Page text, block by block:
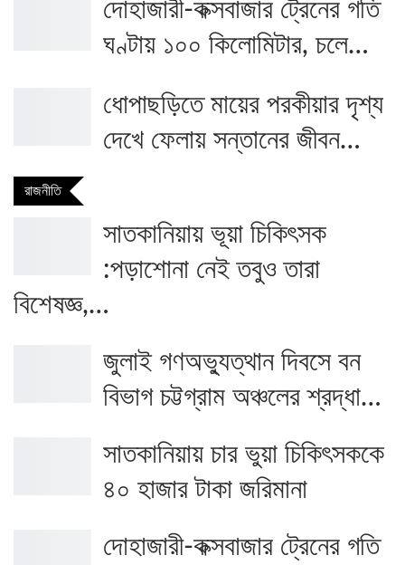
দোহাজারী-কক্সবাজার ট্রেনের গতি
ঘণ্টায় ১০০ কিলোমিটার, চলে…
ধোপাছড়িতে মায়ের পরকীয়ার দৃশ্য
দেখে ফেলায় সন্তানের জীবন…
রাজনীতি
সাতকানিয়ায় ভূয়া চিকিৎসক
:পড়াশোনা নেই তবুও তারা
বিশেষজ্ঞ,…
জুলাই গণঅভ্যুত্থান দিবসে বন
বিভাগ চট্টগ্রাম অঞ্চলের শ্রদ্ধা…
সাতকানিয়ায় চার ভুয়া চিকিৎসককে
৪০ হাজার টাকা জরিমানা
দোহাজারী-কক্সবাজার ট্রেনের গতি